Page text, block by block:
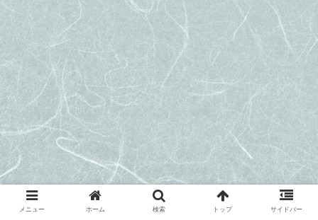
メニュー ホーム 検索 トップ サイドバー